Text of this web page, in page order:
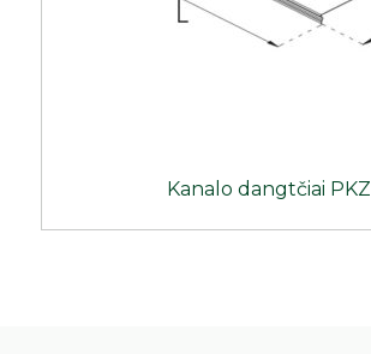
Kanalo dangtčiai PKZ